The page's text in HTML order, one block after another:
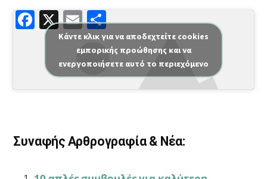
F
a
e
b
o
k
X E
m
ai
l
Μ
οι
ρ
α
σ
ίτ
ε
Κάντε κλικ για να αποδεχτείτε cookies
εμπορικής προώθησης και να
ενεργοποιήσετε αυτό το περιεχόμενο
Συναφής Αρθρογραφία & Νέα: